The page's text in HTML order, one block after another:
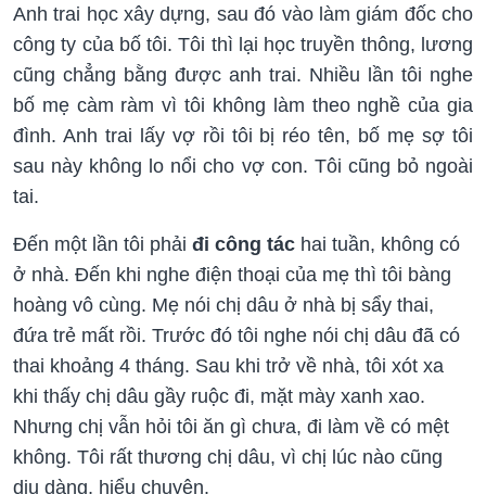
Anh trai học xây dựng, sau đó vào làm giám đốc cho
công ty của bố tôi. Tôi thì lại học truyền thông, lương
cũng chẳng bằng được anh trai. Nhiều lần tôi nghe
bố mẹ càm ràm vì tôi không làm theo nghề của gia
đình. Anh trai lấy vợ rồi tôi bị réo tên, bố mẹ sợ tôi
sau này không lo nổi cho vợ con. Tôi cũng bỏ ngoài
tai.
Đến một lần tôi phải đi công tác hai tuần, không có
ở nhà. Đến khi nghe điện thoại của mẹ thì tôi bàng
hoàng vô cùng. Mẹ nói chị dâu ở nhà bị sẩy thai,
đứa trẻ mất rồi. Trước đó tôi nghe nói chị dâu đã có
thai khoảng 4 tháng. Sau khi trở về nhà, tôi xót xa
khi thấy chị dâu gầy ruộc đi, mặt mày xanh xao.
Nhưng chị vẫn hỏi tôi ăn gì chưa, đi làm về có mệt
không. Tôi rất thương chị dâu, vì chị lúc nào cũng
dịu dàng, hiểu chuyện.